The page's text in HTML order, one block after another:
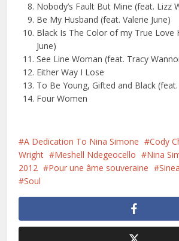
Nobody’s Fault But Mine (feat. Lizz
Be My Husband (feat. Valerie June)
Black Is The Color of my True Love
June)
See Line Woman (feat. Tracy
Either Way I Lose
To Be Young, Gifted and Black
Four Women
A Dedication To Nina Simone Cody
Wright
Meshell Ndegeocello Nina
2012
Pour une âme souveraine
Soul